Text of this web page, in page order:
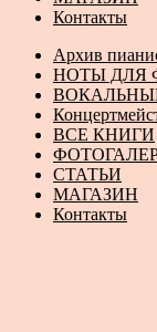
Контакты
Архив
НОТЫ ДЛЯ
ВСЕ КНИГИ
СТАТЬИ
МАГАЗИН
Контакты